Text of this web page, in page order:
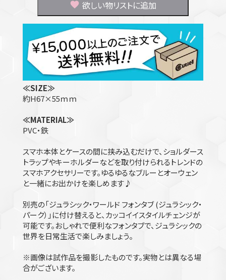
欲しい物リストに追加
≪SIZE≫
約H67×55ｍｍ
≪MATERIAL≫
PVC・鉄
スマホ本体とケースの間に挟み込むだけで、ショルダース
トラップやキーホルダーなどを取り付けられるトレンドの
スマホアクセサリーです。ゆるゆるなブルーとオーウェン
と一緒にお出かけを楽しめます♪
別売の「ジュラシック・ワールド フォンタブ (ジュラシック・
パーク）」に付け替えると、カッコイイスタイルチェンジが
可能です。おしゃれで便利なフォンタブで、ジュラシックの
世界を日常生活で楽しみましょう。
※画像は試作品を撮影したものです。実物とは異なる場
合がございます。